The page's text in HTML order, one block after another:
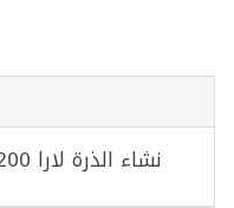
Corn Starch Lara 200g | نشاء الذرة لارا 200غ